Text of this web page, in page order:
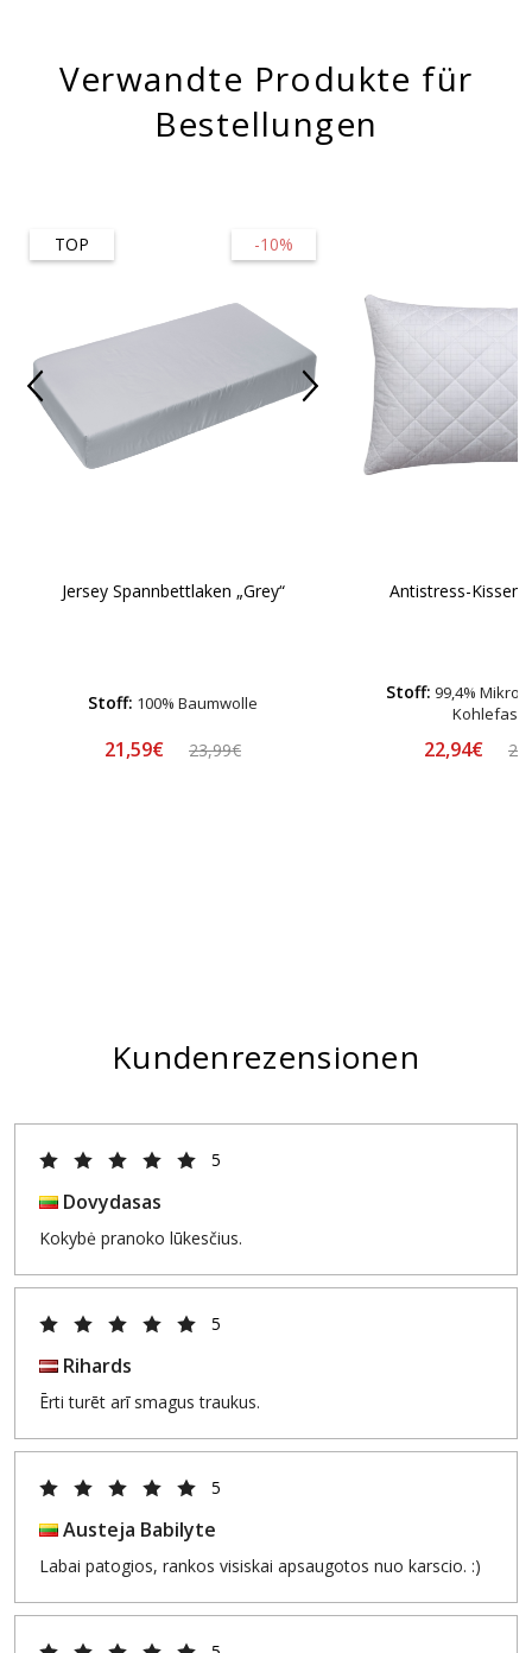
Verwandte Produkte für
Bestellungen
-10%
TOP
Jersey Spannbettlaken „Grey“
Stoff: 100% Baumwolle
21,59€ 23,99€
Antistress-Kissen
Stoff: 99,4%
Kohlefaser
22,94€
Kundenrezensionen
5
Dovydasas
Kokybė pranoko lūkesčius.
5
Rihards
Ērti turēt arī smagus traukus.
5
Austeja Babilyte
Labai patogios, rankos visiskai apsaugotos nuo karscio. :)